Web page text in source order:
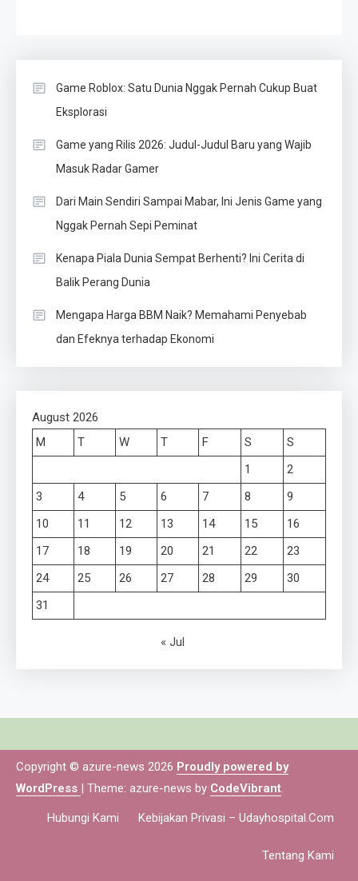
Game Roblox: Satu Dunia Nggak Pernah Cukup Buat
Eksplorasi
Game yang Rilis 2026: Judul-Judul Baru yang Wajib
Masuk Radar Gamer
Dari Main Sendiri Sampai Mabar, Ini Jenis Game yang
Nggak Pernah Sepi Peminat
Kenapa Piala Dunia Sempat Berhenti? Ini Cerita di
Balik Perang Dunia
Mengapa Harga BBM Naik? Memahami Penyebab
dan Efeknya terhadap Ekonomi
August 2026
M
T W T F S
S
1
2
3
4 5 6 7 8
9
10
11 12 13 14 15
16
17
18 19 20 21 22
23
24
25 26 27 28 29
30
31
« Jul
Copyright © azure-news 2026 Proudly powered by
WordPress | Theme: azure-news by CodeVibrant.
Hubungi Kami Kebijakan Privasi – Udayhospital.com
Tentang Kami